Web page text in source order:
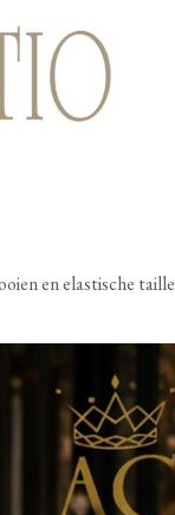
en elastische taille